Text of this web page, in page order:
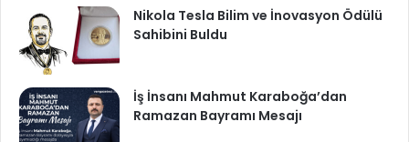
Nikola Tesla Bilim ve İnovasyon Ödülü
Sahibini Buldu
İş İnsanı Mahmut Karaboğa’dan
Ramazan Bayramı Mesajı